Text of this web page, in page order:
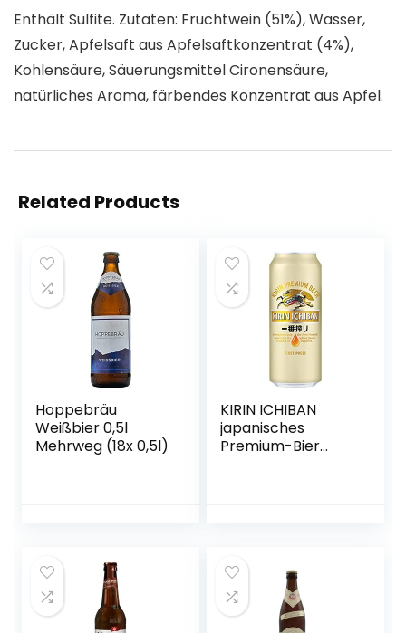
Enthält Sulfite. Zutaten: Fruchtwein (51%), Wasser,
Zucker, Apfelsaft aus Apfelsaftkonzentrat (4%),
Kohlensäure, Säuerungsmittel Cironensäure,
natürliches Aroma, färbendes Konzentrat aus Apfel.
Related Products
Hoppebräu
Weißbier 0,5l
Mehrweg (18x 0,5l)
KIRIN ICHIBAN
japanisches
Premium-Bier
Einweg) (1 x 0,5 l)